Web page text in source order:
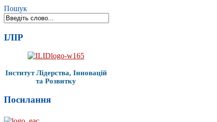
Пошук
ІЛІР
Інститут Лідерства, Інновацій
та Розвитку
Посилання